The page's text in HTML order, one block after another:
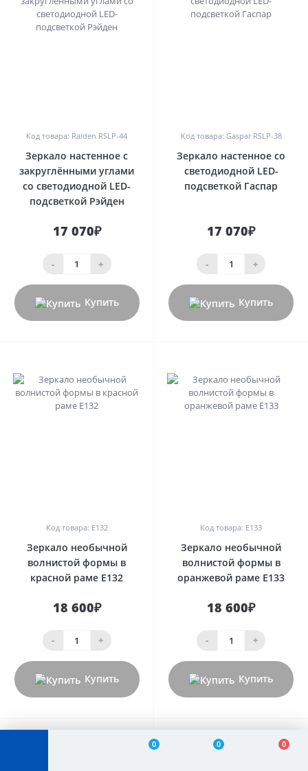
0 0 0
Код товара: Raiden RSLP-44
Зеркало настенное с
закруглёнными углами
со светодиодной LED-
подсветкой Рэйден
17 070₽
- +
Купить
Код товара: Gaspar RSLP-38
Зеркало настенное со
светодиодной LED-
подсветкой Гаспар
17 070₽
- +
Купить
Код товара: E132
Зеркало необычной
волнистой формы в
красной раме E132
18 600₽
- +
Купить
Код товара: E133
Зеркало необычной
волнистой формы в
оранжевой раме E133
18 600₽
- +
Купить